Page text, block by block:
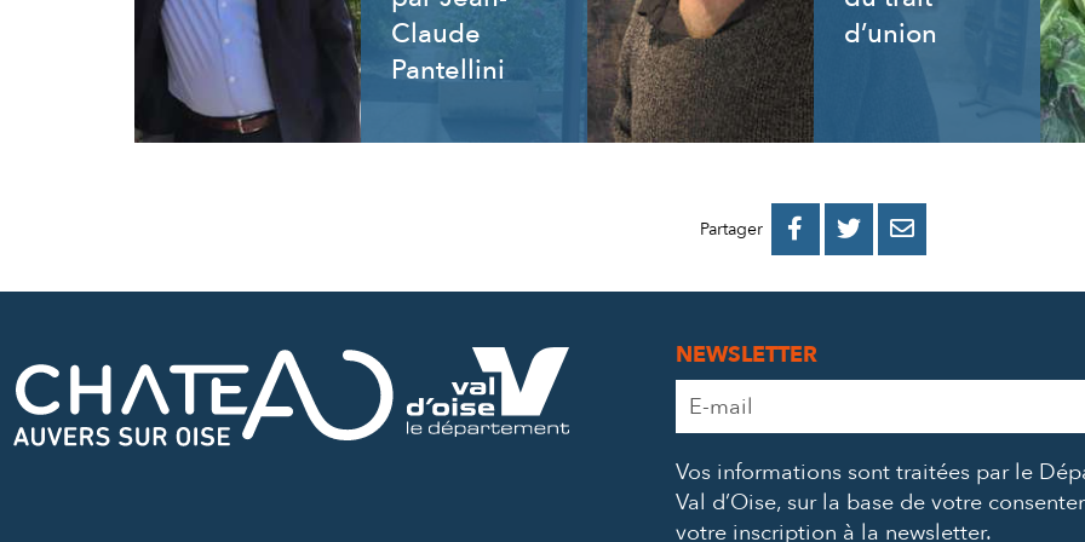
Claude
Pantellini
d’union
Partager 
PARTAGER
PARTAGER
PARTAGER
NEWSLETTER
Adresse
e-
*
Vos informations sont traitées par le
Val d’Oise, sur la base de votre
votre inscription à la newsletter.